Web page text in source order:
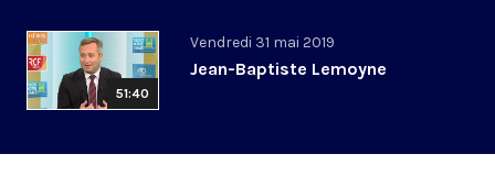
51:40
Vendredi 31 mai 2019
Jean-Baptiste Lemoyne